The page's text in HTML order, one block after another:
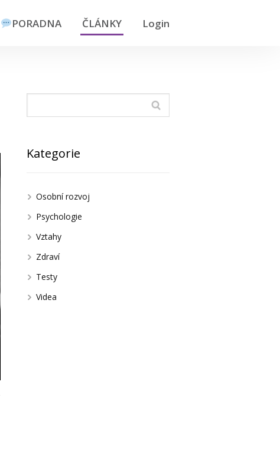
PORADNA ČLÁNKY Login
Kategorie
Osobní rozvoj
Psychologie
Vztahy
Zdraví
Testy
Videa